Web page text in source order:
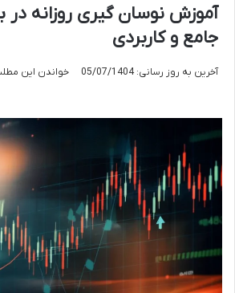
آموزش نوسان گیری روزانه در
جامع و کاربردی
آخرین به روز رسانی: 05/07/1404 خواندن این مطلب 17 دقیقه زمان